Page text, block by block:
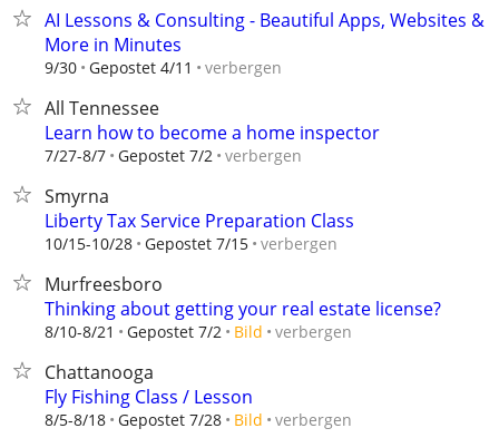
AI Lessons & Consulting - Beautiful Apps, Websites &
More in Minutes
9/30 Gepostet 4/11 verbergen
All Tennessee
Learn how to become a home inspector
7/27-8/7 Gepostet 7/2 verbergen
Smyrna
Liberty Tax Service Preparation Class
10/15-10/28 Gepostet 7/15 verbergen
Murfreesboro
Thinking about getting your real estate license?
8/10-8/21 Gepostet 7/2 Bild verbergen
Chattanooga
Fly Fishing Class / Lesson
8/5-8/18 Gepostet 7/28 Bild verbergen